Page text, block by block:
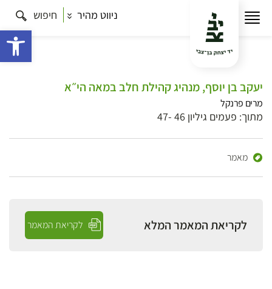
ניווט מהיר חיפוש
יעקב בן יוסף, מנהיג קהילת חלב במאה הי״א
מרים פרנקל
מתוך: פעמים גיליון 46 -47
מאמר
לקריאת המאמר המלא לקריאת המאמר